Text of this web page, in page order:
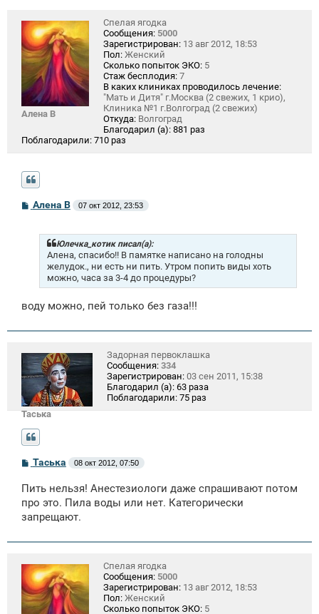
Алена В
Спелая ягодка
Сообщения: 5000
Зарегистрирован: 13 авг 2012, 18:53
Пол: Женский
Сколько попыток ЭКО: 5
Стаж бесплодия: 7
В каких клиниках проводилось лечение:
"Мать и Дитя" г.Москва (2 свежих, 1 крио),
Клиника №1 г.Волгоград (2 свежих)
Откуда: Волгоград
Благодарил (а): 881 раз
Поблагодарили: 710 раз
С
о
Алена В 07 окт 2012, 23:53
Юлечка_котик писал(а):
Алена, спасибо!! В памятке написано на голодны
желудок., ни есть ни пить. Утром попить виды хоть
можно, часа за 3-4 до процедуры?
воду можно, пей только без газа!!!
Таська
Задорная первоклашка
Сообщения: 334
Зарегистрирован: 03 сен 2011, 15:38
Благодарил (а): 63 раза
Поблагодарили: 75 раз
С
б
щ
е
н
е
Таська 08 окт 2012, 07:50
Пить нельзя! Анестезиологи даже спрашивают потом
про это. Пила воды или нет. Категорически
запрещают.
Спелая ягодка
Сообщения: 5000
Зарегистрирован: 13 авг 2012, 18:53
Пол: Женский
Сколько попыток ЭКО: 5